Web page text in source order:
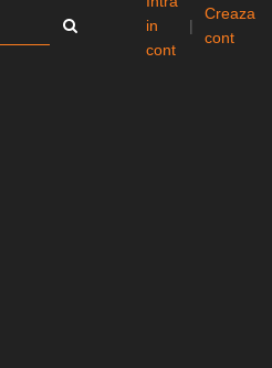
in
cont
|
Creaza
cont